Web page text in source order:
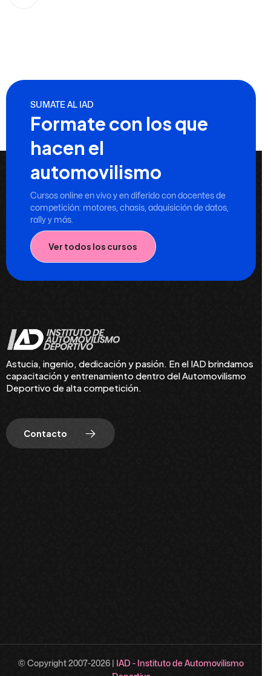
SUMATE AL IAD
Formate con los que
hacen el
automovilismo
Cursos online en vivo y en diferido con docentes de
competición: motores, chasis, adquisición de datos,
rally y más.
Ver todos los cursos
Astucia, ingenio, dedicación y pasión. En el IAD brindamos
capacitación y entrenamiento dentro del Automovilismo
Deportivo de alta competición.
Contacto
© Copyright 2007-2026 | IAD - Instituto de Automovilismo